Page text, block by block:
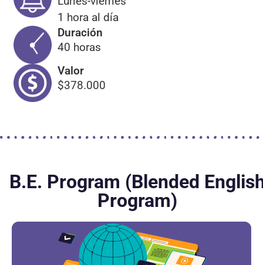
1 hora al día
Duración
40 horas
Valor
$378.000
B.E. Program (Blended
Program)